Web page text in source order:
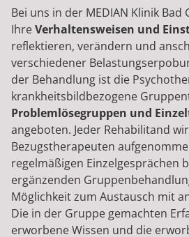
Bei uns in der MEDIAN Klinik
IhreVerhaltensweisen und
reflektieren, verändern und
verschiedener
der Behandlung ist die
krankheitsbildbezogene
Problemlösegruppen und
angeboten. Jeder Rehabilitand
Bezugstherapeuten
regelmäßigen Einzelgesprächen
ergänzenden
Möglichkeit zum Austausch mit
Die in der Gruppe gemachten
erworbene Wissen und die